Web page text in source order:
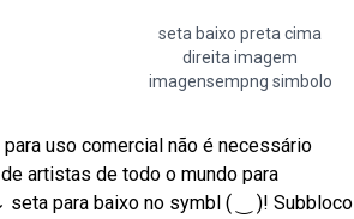
seta baixo preta cima
direita imagem
imagensempng simbolo
uso comercial não é necessário
artistas de todo o mundo para
para baixo no symbl ( ‿ )! Subbloco